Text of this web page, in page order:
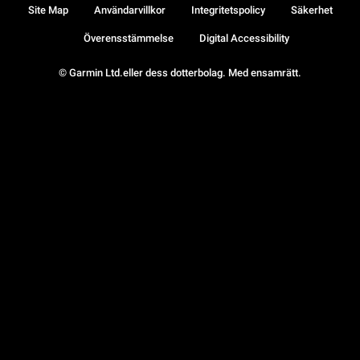
© Garmin Ltd.eller dess dotterbolag. Med ensamrätt.
Site Map Användarvillkor Integritetspolicy Säkerhet
Överensstämmelse Digital Accessibility